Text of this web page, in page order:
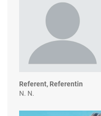
Referent, Referentin
N. N.